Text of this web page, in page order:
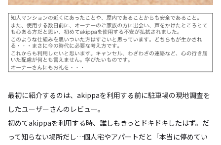
最初に紹介するのは、akippaを利用する前に駐車場の現地調査を
したユーザーさんのレビュー。
初めてakippaを利用する時、誰しもきっとドキドキしたはず。だ
って知らない場所だし…個人宅やアパートだと「本当に停めてい